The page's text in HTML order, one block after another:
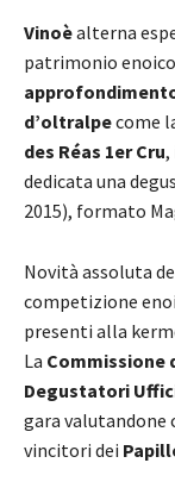
Vinoèalterna
patrimonio
d’oltralpecome
des Réas 1er Cru,
dedicata una
2015), formato
Novità assoluta
competizione
presenti alla
La Commissione
Degustatori
gara valutandone
vincitori dei